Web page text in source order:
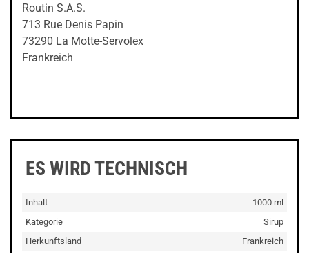
Routin S.A.S.
713 Rue Denis Papin
73290 La Motte-Servolex
Frankreich
ES WIRD TECHNISCH
Inhalt
1000 ml
Kategorie
Sirup
Herkunftsland
Frankreich